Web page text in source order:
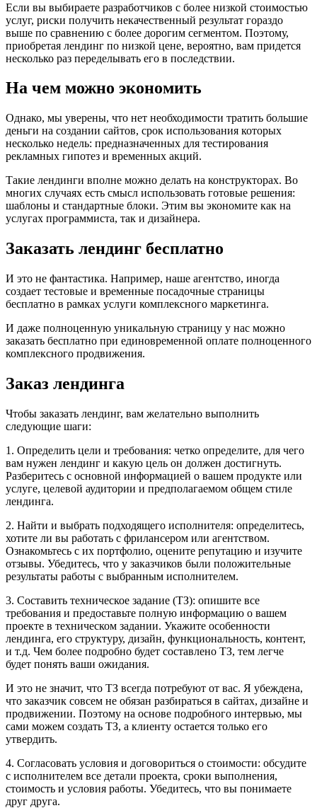
Если вы выбираете разработчиков с более низкой стоимостью
услуг, риски получить некачественный результат гораздо
выше по сравнению с более дорогим сегментом. Поэтому,
приобретая лендинг по низкой цене, вероятно, вам придется
несколько раз переделывать его в последствии.
На чем можно экономить
Однако, мы уверены, что нет необходимости тратить большие
деньги на создании сайтов, срок использования которых
несколько недель: предназначенных для тестирования
рекламных гипотез и временных акций.
Такие лендинги вполне можно делать на конструкторах. Во
многих случаях есть смысл использовать готовые решения:
шаблоны и стандартные блоки. Этим вы экономите как на
услугах программиста, так и дизайнера.
Заказать лендинг бесплатно
И это не фантастика. Например, наше агентство, иногда
создает тестовые и временные посадочные страницы
бесплатно в рамках услуги комплексного маркетинга.
И даже полноценную уникальную страницу у нас можно
заказать бесплатно при единовременной оплате полноценного
комплексного продвижения.
Заказ лендинга
Чтобы заказать лендинг, вам желательно выполнить
следующие шаги:
1. Определить цели и требования: четко определите, для чего
вам нужен лендинг и какую цель он должен достигнуть.
Разберитесь с основной информацией о вашем продукте или
услуге, целевой аудитории и предполагаемом общем стиле
лендинга.
2. Найти и выбрать подходящего исполнителя: определитесь,
хотите ли вы работать с фрилансером или агентством.
Ознакомьтесь с их портфолио, оцените репутацию и изучите
отзывы. Убедитесь, что у заказчиков были положительные
результаты работы с выбранным исполнителем.
3. Составить техническое задание (ТЗ): опишите все
требования и предоставьте полную информацию о вашем
проекте в техническом задании. Укажите особенности
лендинга, его структуру, дизайн, функциональность, контент,
и т.д. Чем более подробно будет составлено ТЗ, тем легче
будет понять ваши ожидания.
И это не значит, что ТЗ всегда потребуют от вас. Я убеждена,
что заказчик совсем не обязан разбираться в сайтах, дизайне и
продвижении. Поэтому на основе подробного интервью, мы
сами можем создать ТЗ, а клиенту остается только его
утвердить.
4. Согласовать условия и договориться о стоимости: обсудите
с исполнителем все детали проекта, сроки выполнения,
стоимость и условия работы. Убедитесь, что вы понимаете
друг друга.